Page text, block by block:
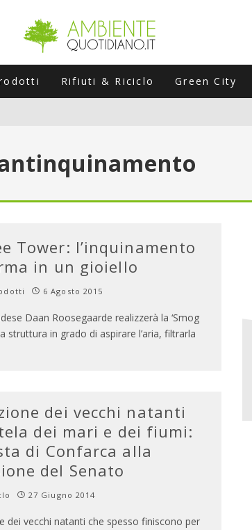
Rifiuti & Riciclo Green City
"PLUG & PLAY" CHE STA
Tower: l’inquinamento
in un gioiello
6 Agosto 2015
Daan Roosegaarde realizzerà la ‘Smog
struttura in grado di aspirare l’aria, filtrarla
dei vecchi natanti
dei mari e dei fiumi:
di Confarca alla
del Senato
27 Giugno 2014
dei vecchi natanti che spesso finiscono per